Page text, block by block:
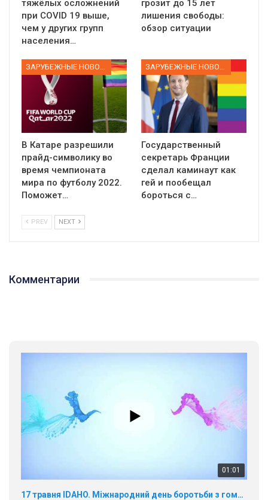
тяжёлых осложнений
при COVID 19 выше,
чем у других групп
населения…
грозит до 15 лет
лишения свободы:
обзор ситуации
В Катаре разрешили
прайд-символику во
время чемпионата
мира по футболу 2022.
Поможет…
Государственный
секретарь Франции
сделал каминаут как
гей и пообещал
бороться с…
PREV NEXT
Комментарии
01:01
17 травня IDAHO. Міжнародний день боротьби з гомофобією трансфобією і біфобія.